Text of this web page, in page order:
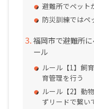
避難所でペット
防災訓練ではペ
福岡市で避難所
ール
ルール【1】飼
育管理を行う
ルール【2】動
ずリードで繋い